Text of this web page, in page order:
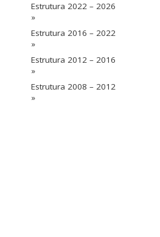
Estrutura 2022 – 2026
»
Estrutura 2016 – 2022
»
Estrutura 2012 – 2016
»
Estrutura 2008 – 2012
»